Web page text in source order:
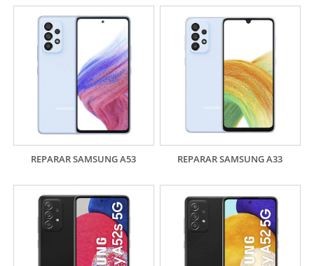
REPARAR SAMSUNG A53 REPARAR SAMSUNG A33